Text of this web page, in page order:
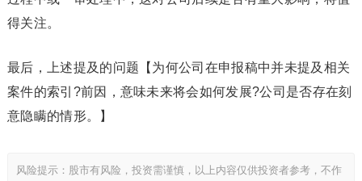
得关注。
最后，上述提及的问题【为何公司在申报稿中并未提及相关
案件的索引?前因，意味未来将会如何发展?公司是否存在刻
意隐瞒的情形。】
风险提示：股市有风险，投资需谨慎，以上内容仅供投资者参考，不作